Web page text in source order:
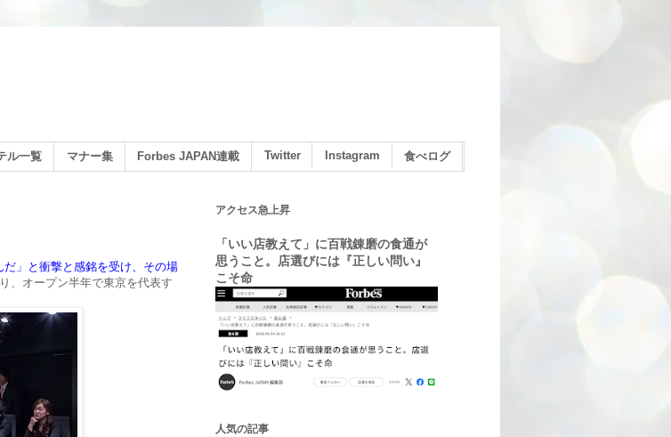
ル一覧 マナー集 Forbes JAPAN連載 Twitter Instagram 食べログ
」と衝撃と感銘を受け、その場
、オープン半年で東京を代表す
アクセス急上昇
「いい店教えて」に百戦錬磨の食通が
思うこと。店選びには『正しい問い』
こそ命
人気の記事